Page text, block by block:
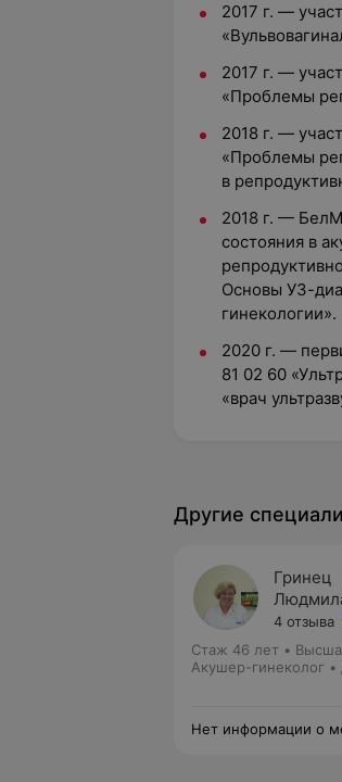
2017 г. —
2017 г. —
«Проблемы
2018 г. —
«Проблемы
в
2018 г. —
состояния в
Основы УЗ-
гинекологии».
2020 г. —
81 02 60
«врач
Другие
Гринец
4 отзыва
Стаж 46 лет •
Акушер-гинеколог •
Нет информации о